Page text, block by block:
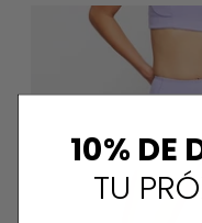
10% DE
TU